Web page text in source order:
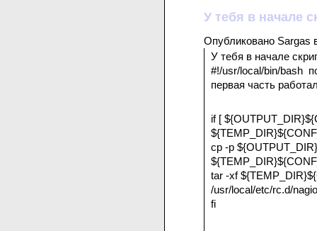
У тебя в начале
Опубликовано Sargas
У тебя в начале
#!/usr/local/bin/bash
первая часть
if [
cp -p
tar -xf
/usr/local/etc/rc.d/
fi